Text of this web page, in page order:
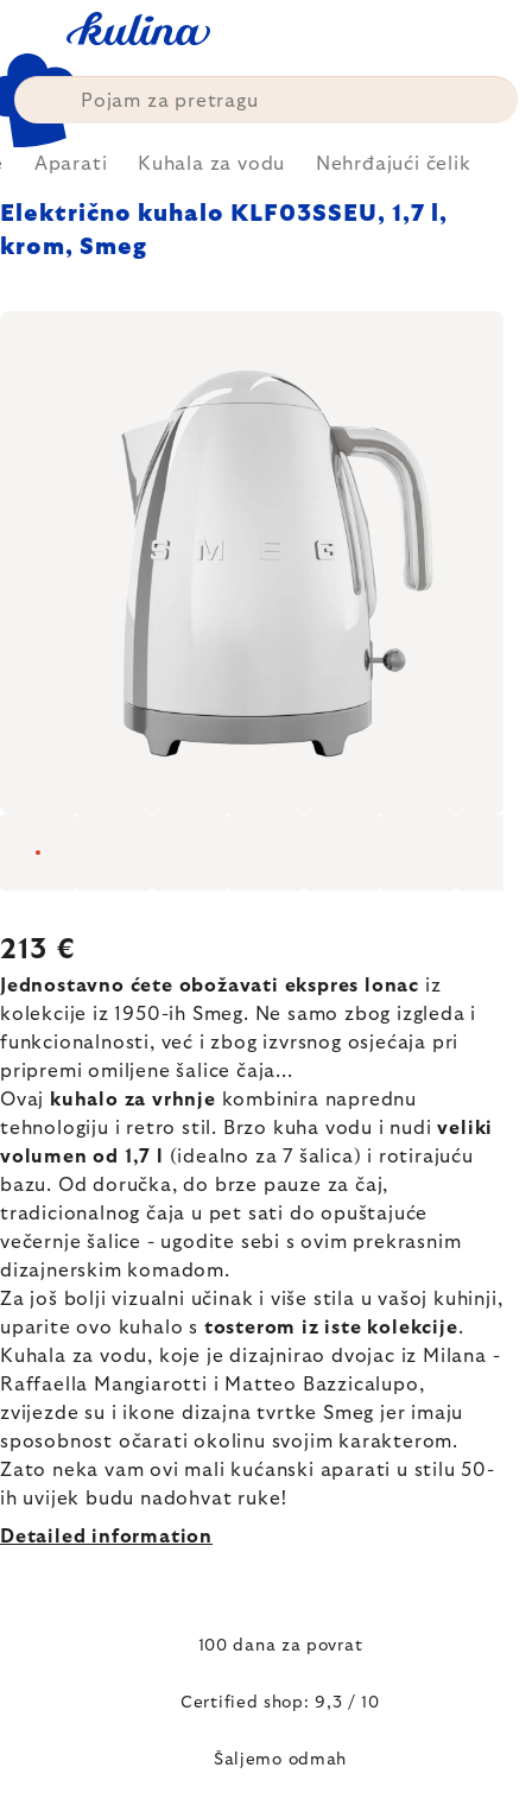
content
Aparati Kuhala za vodu Nehrđajući čelik
Električno kuhalo KLF03SSEU, 1,7 l,
krom, Smeg
213 €
Jednostavno ćete obožavati ekspres lonac iz
kolekcije iz 1950-ih Smeg. Ne samo zbog izgleda i
funkcionalnosti, već i zbog izvrsnog osjećaja pri
pripremi omiljene šalice čaja...
Ovaj
kuhalo za vrhnje kombinira naprednu
tehnologiju i retro stil. Brzo kuha vodu i nudiveliki
volumen od 1,7 l
(idealno za 7 šalica) i rotirajuću
bazu. Od doručka, do brze pauze za čaj,
tradicionalnog čaja u pet sati do opuštajuće
večernje šalice - ugodite sebi s ovim prekrasnim
dizajnerskim komadom.
Za još bolji vizualni učinak i više stila u vašoj kuhinji,
uparite ovo kuhalo s tosterom iz iste kolekcije.
Kuhala za vodu, koje je dizajnirao dvojac iz Milana -
Raffaella Mangiarotti i Matteo Bazzicalupo,
zvijezde su i ikone dizajna tvrtke Smeg jer imaju
sposobnost očarati okolinu svojim karakterom.
Zato neka vam ovi mali kućanski aparati u stilu 50-
ih uvijek budu nadohvat ruke!
Detailed information
100 dana za povrat
Certified shop: 9,3 / 10
Šaljemo odmah